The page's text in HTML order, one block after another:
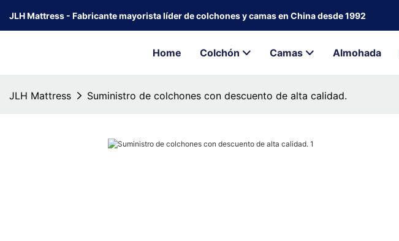
JLH Mattress - Fabricante mayorista líder de colchones y camas en China desde 1992
Home Colchón Camas Almohada
JLH Mattress Suministro de colchones con descuento de alta calidad.